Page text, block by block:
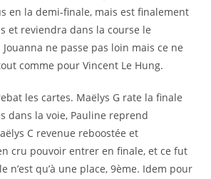
en la demi-finale, mais est finalement
et reviendra dans la course le
ne passe pas loin mais ce ne
comme pour Vincent Le Hung.
les cartes. Maëlys G rate la finale
dans la voie, Pauline reprend
C revenue reboostée et
cru pouvoir entrer en finale, et ce fut
n’est qu’à une place, 9ème. Idem pour